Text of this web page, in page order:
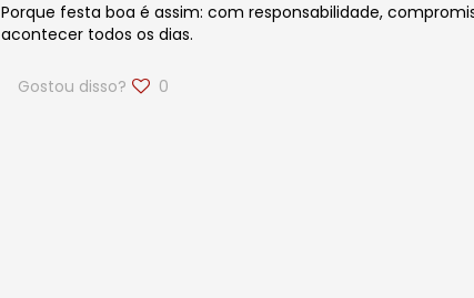
Porque festa boa é assim: com responsabilidade,
acontecer todos os dias.
Gostou disso? 0